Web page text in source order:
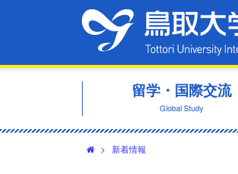
留学・国際交流
Global Study
> 新着情報